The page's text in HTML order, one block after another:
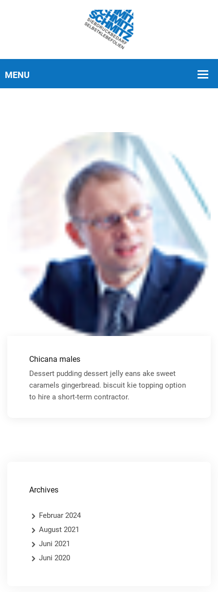
Chicana males
Dessert pudding dessert jelly eans ake sweet
caramels gingerbread. biscuit kie topping option
to hire a short-term contractor.
Archives
Februar 2024
August 2021
Juni 2021
Juni 2020